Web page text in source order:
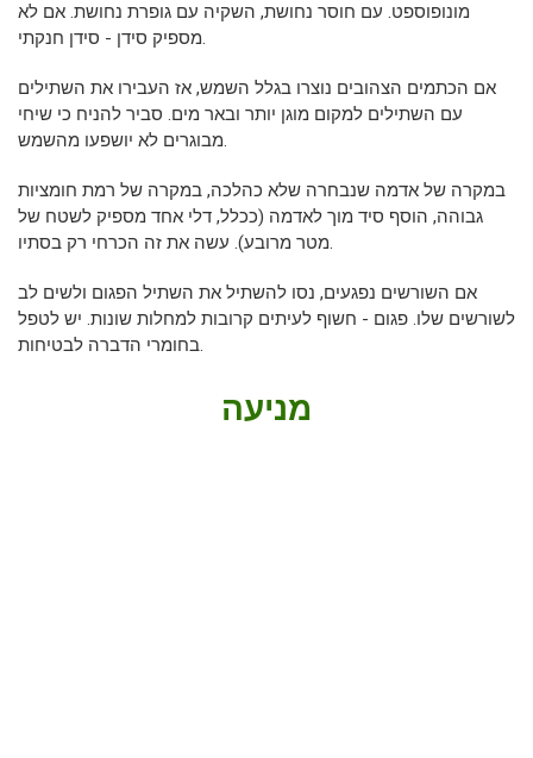
מונופוספט. עם חוסר נחושת, השקיה עם גופרת נחושת. אם לא
מספיק סידן - סידן חנקתי.
אם הכתמים הצהובים נוצרו בגלל השמש, אז העבירו את השתילים
עם השתילים למקום מוגן יותר ובאר מים. סביר להניח כי שיחי
מבוגרים לא יושפעו מהשמש.
במקרה של אדמה שנבחרה שלא כהלכה, במקרה של רמת חומציות
גבוהה, הוסף סיד מוך לאדמה (ככלל, דלי אחד מספיק לשטח של
מטר מרובע). עשה את זה הכרחי רק בסתיו.
אם השורשים נפגעים, נסו להשתיל את השתיל הפגום ולשים לב
לשורשים שלו. פגום - חשוף לעיתים קרובות למחלות שונות. יש לטפל
בחומרי הדברה לבטיחות.
מניעה